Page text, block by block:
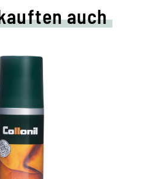
auch
Schuhe aus Rauleder,